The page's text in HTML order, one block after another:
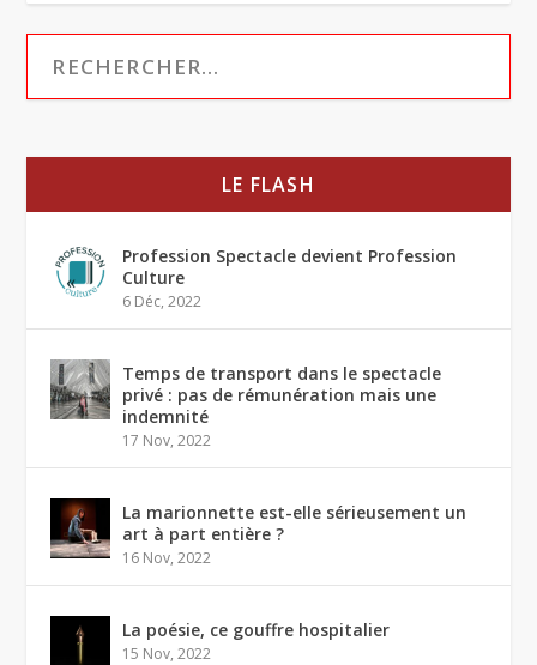
LE FLASH
Profession Spectacle devient Profession
Culture
6 Déc, 2022
Temps de transport dans le spectacle
privé : pas de rémunération mais une
indemnité
17 Nov, 2022
La marionnette est-elle sérieusement un
art à part entière ?
16 Nov, 2022
La poésie, ce gouffre hospitalier
15 Nov, 2022